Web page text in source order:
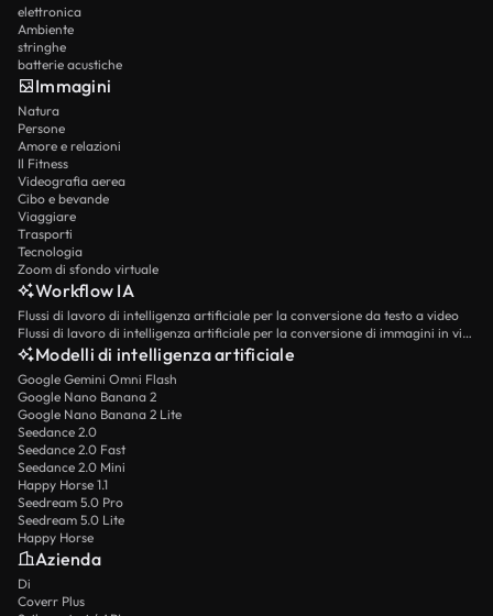
elettronica
Ambiente
stringhe
batterie acustiche
Immagini
Natura
Persone
Amore e relazioni
Il Fitness
Videografia aerea
Cibo e bevande
Viaggiare
Trasporti
Tecnologia
Zoom di sfondo virtuale
Workflow IA
Flussi di lavoro di intelligenza artificiale per la conversione da testo a video
Flussi di lavoro di intelligenza artificiale per la conversione di immagini in video
Modelli di intelligenza artificiale
Google Gemini Omni Flash
Google Nano Banana 2
Google Nano Banana 2 Lite
Seedance 2.0
Seedance 2.0 Fast
Seedance 2.0 Mini
Happy Horse 1.1
Seedream 5.0 Pro
Seedream 5.0 Lite
Happy Horse
Azienda
Di
Coverr Plus